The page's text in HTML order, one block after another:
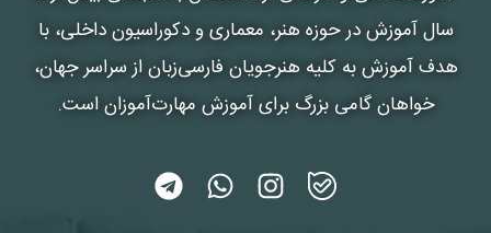
سال آموزش در حوزه هنر، معماری و دکوراسیون داخلی، با
هدف آموزش به کلیه هنرجویان فارسی‌زبان از سراسر جهان،
خواهان گامی بزرگ برای آموزش مهارت‌آموزان است.